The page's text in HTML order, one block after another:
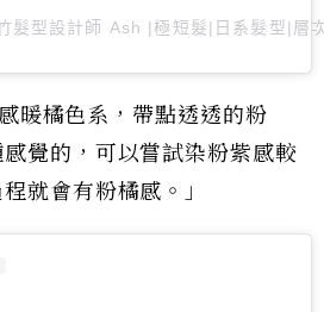
髮型設計師 Ash |極短髮|日系髮型|層
橘色系，帶點透透的粉
覺的，可以嘗試染粉紫感較
就會有粉橘感。」